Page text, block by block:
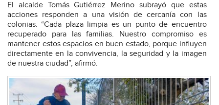
El alcalde Tomás Gutiérrez Merino subrayó que estas
acciones responden a una visión de cercanía con las
colonias. “Cada plaza limpia es un punto de encuentro
recuperado para las familias. Nuestro compromiso es
mantener estos espacios en buen estado, porque influyen
directamente en la convivencia, la seguridad y la imagen
de nuestra ciudad”, afirmó.